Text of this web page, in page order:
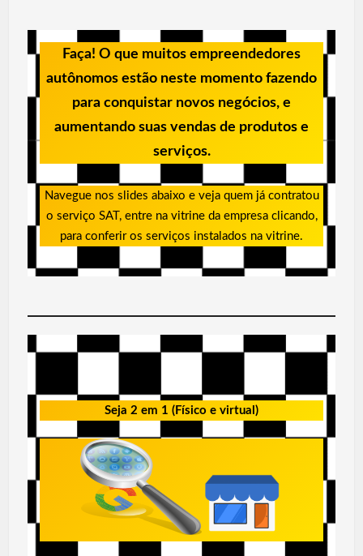
Faça! O que muitos empreendedores
autônomos estão neste momento fazendo
para conquistar novos negócios, e
aumentando suas vendas de produtos e
serviços.
Navegue nos slides abaixo e veja quem já contratou
o serviço SAT, entre na vitrine da empresa clicando,
para conferir os serviços instalados na vitrine.
Seja 2 em 1 (Físico e virtual)